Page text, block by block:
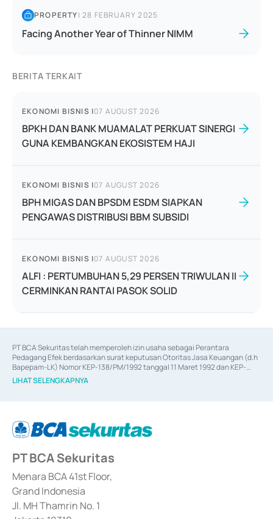
PROPERTY|28 FEBRUARY 2025
Facing Another Year of Thinner NIMM
BERITA TERKAIT
EKONOMI BISNIS |07 AUGUST 2026
BPKH DAN BANK MUAMALAT PERKUAT SINERGI
GUNA KEMBANGKAN EKOSISTEM HAJI
EKONOMI BISNIS |07 AUGUST 2026
BPH MIGAS DAN BPSDM ESDM SIAPKAN
PENGAWAS DISTRIBUSI BBM SUBSIDI
EKONOMI BISNIS |07 AUGUST 2026
ALFI : PERTUMBUHAN 5,29 PERSEN TRIWULAN II
CERMINKAN RANTAI PASOK SOLID
PT BCA Sekuritas telah memperoleh izin usaha sebagai Perantara
Pedagang Efek berdasarkan surat keputusan Otoritas Jasa Keuangan (d.h
Bapepam-LK) Nomor KEP-138/PM/1992 tanggal 11 Maret 1992 dan KEP-
06/D.04/2014 tanggal 28 Februari 2014, izin usaha sebagai Penjamin Emisi
Efek berdasarkan surat keputusan Otoritas Jasa Keuangan Nomor KEP-
berdasarkan surat keputusan Otoritas Jasa Keuangan Nomor S-
67/PM.21/2017 tanggal 3 Februari 2017, dan beberapa izin usaha lainnya
Sertifikat Deposito di Pasar Uang yang izinnya diterbitkan pada tahun 2017
dan izin usaha lainnya dari Bank Indonesia sebagai Lembaga Pendukung
Penerbitan, Transaksi, serta Penatausahaan dan Penyelesaian Transaksi
Surat Berharga Komersial yang izinnya diterbitkan pada tahun 2018.
LIHAT SELENGKAPNYA
PT BCA Sekuritas
Menara BCA 41st Floor,
Grand Indonesia
Jl. MH Thamrin No. 1